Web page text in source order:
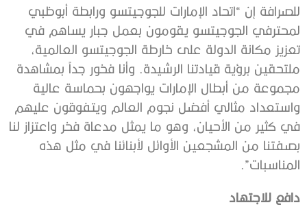
للصرافة إن “اتحاد الإمارات للجوجيتسو ورابطة أبوظبي
لمحترفي الجوجيتسو يقومون بعمل جبار يساهم في
تعزيز مكانة الدولة على خارطة الجوجيتسو العالمية،
ملتحقين برؤية قيادتنا الرشيدة. وأنا فخور جداً بمشاهدة
مجموعة من أبطال الإمارات يواجهون بحماسة عالية
واستعداد مثالي أفضل نجوم العالم ويتفوقون عليهم
في كثير من الأحيان، وهو ما يمثل مدعاة فخر واعتزاز لنا
بصفتنا من المشجعين الأوائل لأبنائنا في مثل هذه
المناسبات”.
دافع للاجتهاد